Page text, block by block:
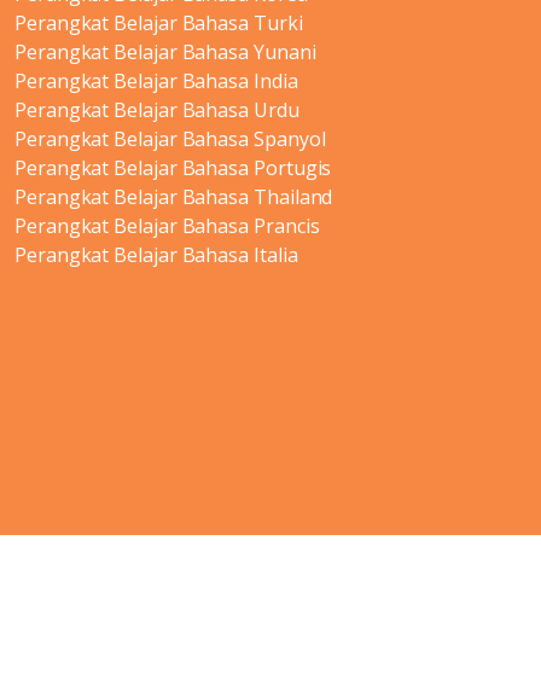
Perangkat Belajar Bahasa Turki
Perangkat Belajar Bahasa Yunani
Perangkat Belajar Bahasa India
Perangkat Belajar Bahasa Urdu
Perangkat Belajar Bahasa Spanyol
Perangkat Belajar Bahasa Portugis
Perangkat Belajar Bahasa Thailand
Perangkat Belajar Bahasa Prancis
Perangkat Belajar Bahasa Italia